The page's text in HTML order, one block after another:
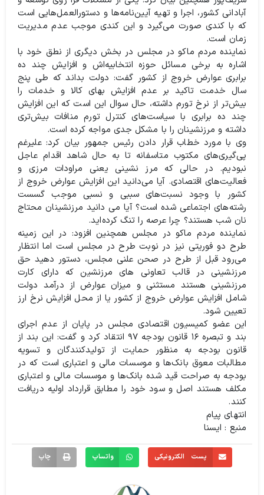
آبادانی کشور،‌ اجرا و تهیه آیین‌نامه‌ها و دستورالعمل‌هایی است
که با کندی صورت می‌گیرد و این کندی موجب عدم مدیریت
زمان است.
نماینده مردم ماکو در مجلس در بخش دیگری از نطق خود با
اشاره به برخی مسائل حوزه‌ انتخابیه‌اش و افزایش چند ده
برابری عوارض خروج از کشور گفت: دولت بداند که طی پنج
سال خدمت تاکید بر عدم افزایش بهای کالا و خدمات را
بیش‌تر از نرخ تورم داشته، حال سوال این است که این افزایش
چند ده برابری با سیاست‌های کنترل تورم منافات بیش‌تری
داشته و مرزنشینان را با مشکل جدی مواجه کرده است.
وی با مورد خطاب قرار دادن رئیس جمهور بیان کرد: علیرغم
پی‌گیری‌های مکتوب متاسفانه تا به حال شاهد اقدام عاجل
نبودیم. در حالی که مرز نشینی یعنی مراودات مرزی و
فعالیت‌های اقتصادی. آیا می‌دانید این افزایش عوارض خروج از
کشور با وجود نسبت‌های سببی و نسبی موجب گسست
رشته‌های اجتماعی شده است؟ آیا می دانید مرزنشینان محتاج
نان شب هستند؟ چرا عرصه را تنگ کرده‌اید.
نماینده مردم ماکو در مجلس همچنین افزود: در این زمینه
طرح دو فوریتی نیز در نوبت طرح در مجلس است اما انتظار
می‌رود قبل از طرح در صحن علنی مجلس،‌ دستور دهید حق
مرزنشینی در قالب تعاونی های مرزنشین که دارای کارت
مرزنشینی هستند مستثنی و میزان عوارض از درآمد دولت
شامل افزایش عوارض خروج از کشور یا از محل افزایش نرخ ارز
تعیین شود.
این عضو کمیسیون اقتصادی مجلس در پایان از عدم اجرای
بند و تبصره ۱۶ قانون بودجه ۹۷ انتقاد کرد و گفت: این بند از
قانون بودجه به منظور حمایت از تولیدکنندگان و تسویه
مطالبات معوق بانک‌ها و موسسات مالی و اعتباری است که در
بودجه به صراحت قید شده بانک‌ها و موسسات مالی و اعتباری
مکلف هستند اصل و سود خود را مطابق قرارداد اولیه دریافت
کنند.
انتهای پیام
منبع : ایسنا
پست الکترونیکی واتساپ چاپ